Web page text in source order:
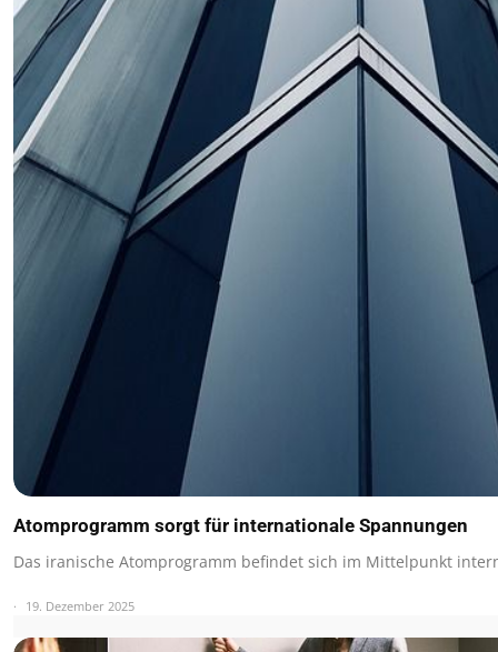
Atomprogramm sorgt für internationale Spannungen
Das iranische Atomprogramm befindet sich im Mittelpunkt
19. Dezember 2025